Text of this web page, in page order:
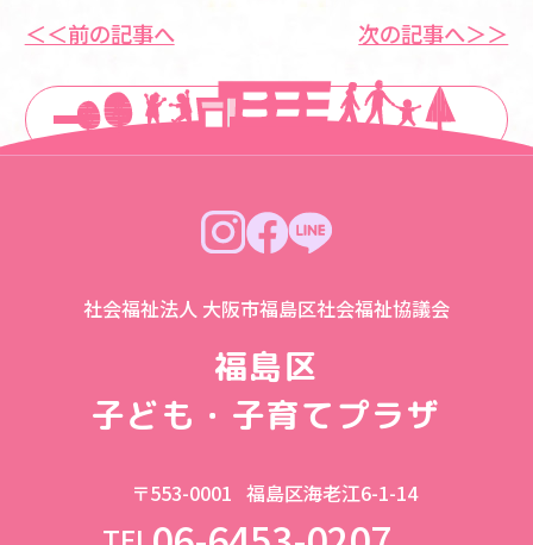
＜＜前の記事へ
一覧に戻る
次の記事へ＞＞
社会福祉法人 大阪市福島区社会福祉協議会
福島区
子ども・子育てプラザ
〒553-0001 福島区海老江6-1-14